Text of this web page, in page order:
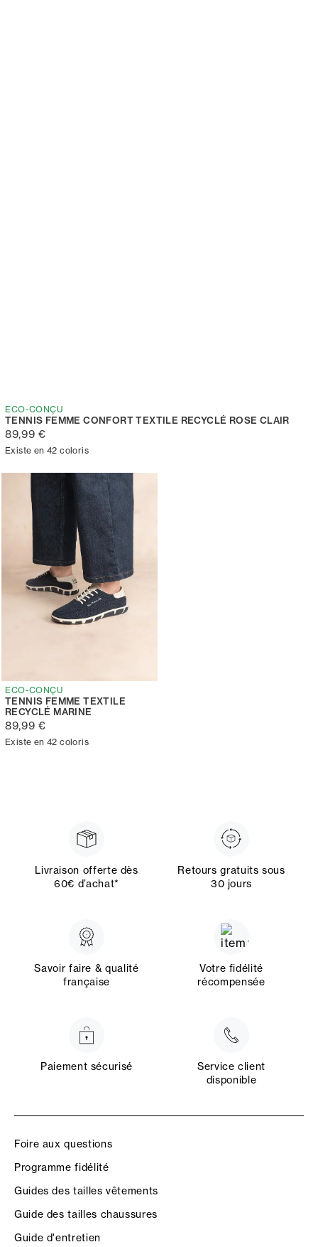
ECO-CONÇU
TENNIS FEMME CONFORT TEXTILE RECYCLÉ ROSE CLAIR
89,99 €
Existe en 42 coloris
ECO-CONÇU
TENNIS FEMME TEXTILE
RECYCLÉ MARINE
89,99 €
Existe en 42 coloris
Livraison offerte dès
60€ d’achat*
Retours gratuits sous
30 jours
Savoir faire & qualité
française
Votre fidélité
récompensée
Paiement sécurisé
Service client
disponible
Foire aux questions
Programme fidélité
Guides des tailles vêtements
Guide des tailles chaussures
Guide d'entretien